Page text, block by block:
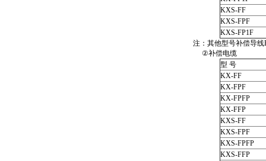
KXS-FF
KXS-FPF
KXS-FP1F
注：其他型号补偿导
②补偿电缆
型 号
KX-FF
KX-FPF
KX-FPFP
KX-FFP
KXS-FF
KXS-FPF
KXS-FPFP
KXS-FFP